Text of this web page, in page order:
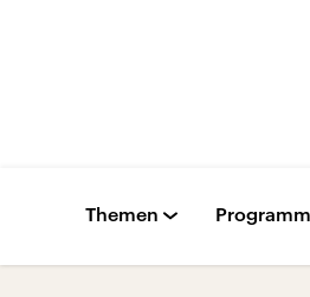
Themen Programm